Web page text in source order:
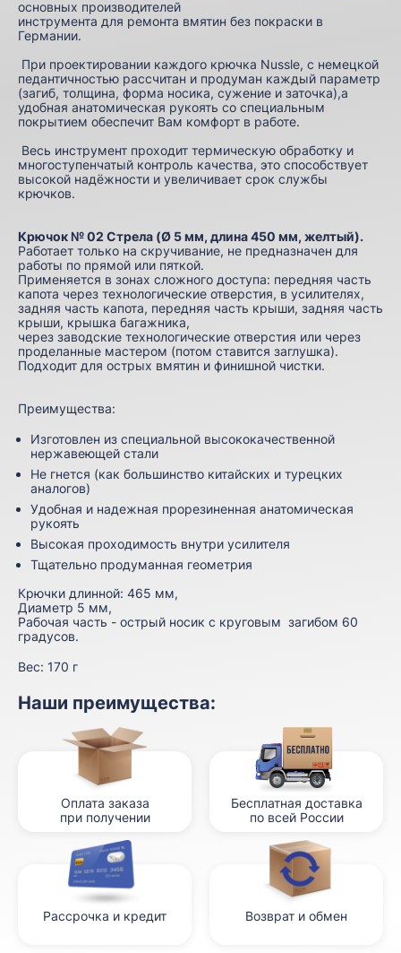
основных производителей
инструмента для ремонта вмятин без покраски в
Германии.
При проектировании каждого крючка Nussle, с немецкой
педантичностью рассчитан и продуман каждый параметр
(загиб, толщина, форма носика, сужение и заточка),а
удобная анатомическая рукоять со специальным
покрытием обеспечит Вам комфорт в работе.
Весь инструмент проходит термическую обработку и
многоступенчатый контроль качества, это способствует
высокой надёжности и увеличивает срок службы
крючков.
Крючок № 02 Стрела (Ø 5 мм, длина 450 мм, желтый).
Работает только на скручивание, не предназначен для
работы по прямой или пяткой.
Применяется в зонах сложного доступа: передняя часть
капота через технологические отверстия, в усилителях,
задняя часть капота, передняя часть крыши, задняя часть
крыши, крышка багажника,
через заводские технологические отверстия или через
проделанные мастером (потом ставится заглушка).
Подходит для острых вмятин и финишной чистки.
Преимущества:
Изготовлен из специальной высококачественной
нержавеющей стали
Не гнется (как большинство китайских и турецких
аналогов)
Удобная и надежная прорезиненная анатомическая
рукоять
Высокая проходимость внутри усилителя
Тщательно продуманная геометрия
Крючки длинной: 465 мм,
Диаметр 5 мм,
Рабочая часть - острый носик с круговым загибом 60
градусов.
Вес: 170 г
Наши преимущества:
Оплата заказа
при получении
Бесплатная доставка
по всей России
Рассрочка и кредит Возврат и обмен